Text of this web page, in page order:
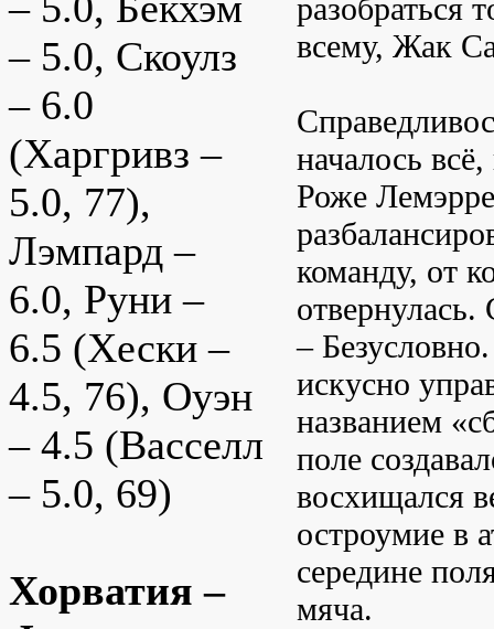
– 5.0, Скоулз
– 6.0
(Харгривз –
5.0, 77),
Лэмпард –
6.0, Руни –
6.5 (Хески –
4.5, 76), Оуэн
– 4.5 (Васселл
– 5.0, 69)
Хорватия –
разобраться
всему, Жак
началось
Роже
команду, от
отвернулась.
–
искусно
названием
поле
восхищался
остроумие в
середине
мяча.